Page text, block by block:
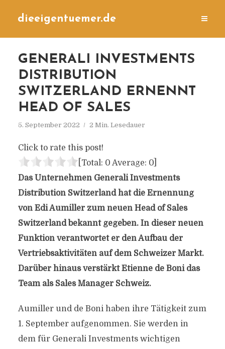
dieeigentuemer.de
GENERALI INVESTMENTS
DISTRIBUTION
SWITZERLAND ERNENNT
HEAD OF SALES
5. September 2022 2 Min. Lesedauer
Click to rate this post!
[Total: 0 Average: 0]
Das Unternehmen Generali Investments
Distribution Switzerland hat die Ernennung
von Edi Aumiller zum neuen Head of Sales
Switzerland bekannt gegeben. In dieser neuen
Funktion verantwortet er den Aufbau der
Vertriebsaktivitäten auf dem Schweizer Markt.
Darüber hinaus verstärkt Etienne de Boni das
Team als Sales Manager Schweiz.
Aumiller und de Boni haben ihre Tätigkeit zum
1. September aufgenommen. Sie werden in
dem für Generali Investments wichtigen